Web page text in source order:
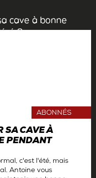
SA CAVE À
PENDANT
ABONNÉS
c'est l'été, mais
Antoine vous